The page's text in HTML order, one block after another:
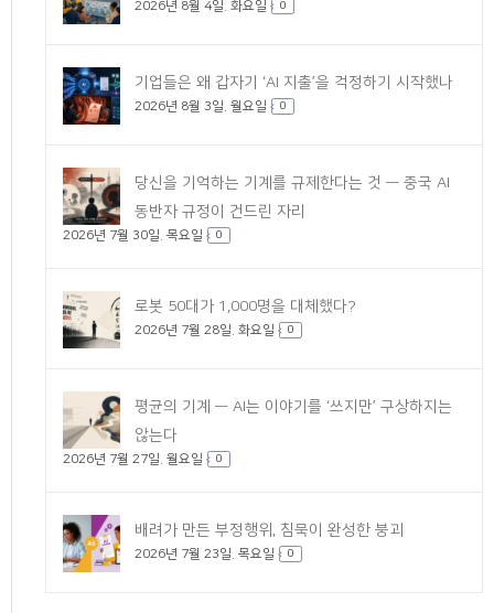
2026년 8월 4일. 화요일 0
기업들은 왜 갑자기 ‘AI 지출’을 걱정하기 시작했나
2026년 8월 3일. 월요일 0
당신을 기억하는 기계를 규제한다는 것 — 중국 AI
동반자 규정이 건드린 자리
2026년 7월 30일. 목요일 0
로봇 50대가 1,000명을 대체했다?
2026년 7월 28일. 화요일 0
평균의 기계 — AI는 이야기를 ‘쓰지만’ 구상하지는
않는다
2026년 7월 27일. 월요일 0
배려가 만든 부정행위, 침묵이 완성한 붕괴
2026년 7월 23일. 목요일 0